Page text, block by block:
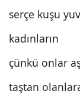
serçe kuşu
kadınların
çünkü onlar
taştan